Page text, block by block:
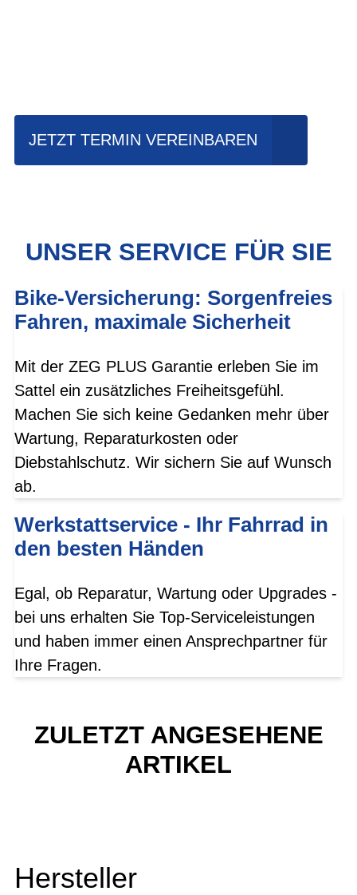
JETZT TERMIN VEREINBAREN
UNSER SERVICE FÜR SIE
Bike-Versicherung: Sorgenfreies
Fahren, maximale Sicherheit
Mit der ZEG PLUS Garantie erleben Sie im
Sattel ein zusätzliches Freiheitsgefühl.
Machen Sie sich keine Gedanken mehr über
Wartung, Reparaturkosten oder
Diebstahlschutz. Wir sichern Sie auf Wunsch
ab.
Werkstattservice - Ihr Fahrrad in
den besten Händen
Egal, ob Reparatur, Wartung oder Upgrades -
bei uns erhalten Sie Top-Serviceleistungen
und haben immer einen Ansprechpartner für
Ihre Fragen.
ZULETZT ANGESEHENE
ARTIKEL
Hersteller